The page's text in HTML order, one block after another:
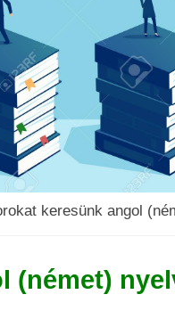
keresünk angol
(német)